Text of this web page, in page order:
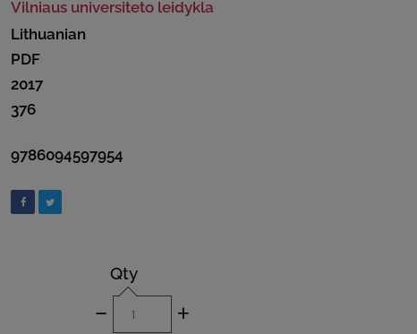
Vilniaus universiteto leidykla
Lithuanian
PDF
2017
376
9786094597954
Qty
- +